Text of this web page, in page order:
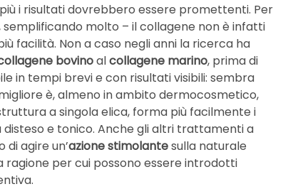
i risultati dovrebbero essere promettenti. Per
molto – il collagene non è infatti
facilità. Non a caso negli anni la ricerca ha
bovinoalcollagene marino, prima di
in tempi brevi e con risultati visibili: sembra
è, almeno in ambito dermocosmetico,
a singola elica, forma più facilmente i
e tonico. Anche gli altri trattamenti a
agire un’azione stimolantesulla naturale
ragione per cui possono essere introdotti